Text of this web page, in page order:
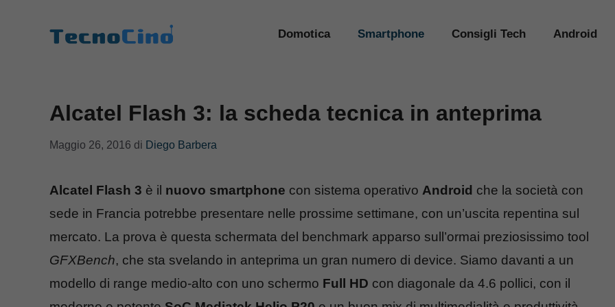
Domotica Smartphone Consigli Tech Android
Alcatel Flash 3: la scheda tecnica in anteprima
Maggio 26, 2016 di Diego Barbera
Alcatel Flash 3 è il nuovo smartphone con sistema operativo Android che la società con
sede in Francia potrebbe presentare nelle prossime settimane, con un’uscita repentina sul
mercato. La prova è questa schermata del benchmark apparso sull’ormai preziosissimo tool
GFXBench, che sta svelando in anteprima un gran numero di device. Siamo davanti a un
modello di range medio-alto con uno schermo Full HD con diagonale da 4.6 pollici, con il